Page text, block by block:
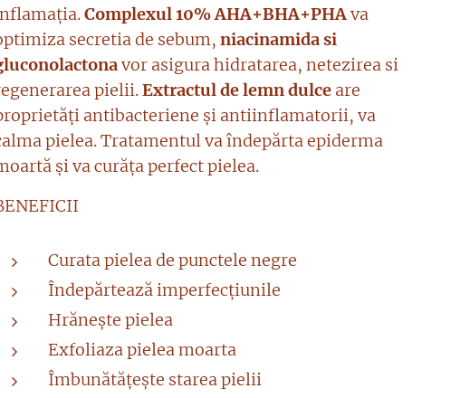
Complexul 10% AHA+BHA+PHAva
secretia de sebum,niacinamida si
vor asigura hidratarea, netezirea si
pielii.Extractul de lemn dulce are
antibacteriene și antiinflamatorii, va
pielea. Tratamentul va îndepărta epiderma
și va curăța perfect pielea.
Curata pielea de punctele negre
Îndepărtează imperfecțiunile
Hrănește pielea
Exfoliaza pielea moarta
Îmbunătățește starea pielii